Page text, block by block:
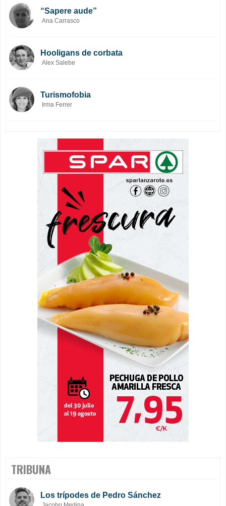
“Sapere aude”
Ana Carrasco
Hooligans de corbata
Alex Salebe
Turismofobia
Irma Ferrer
TRIBUNA
Los trípodes de Pedro Sánchez